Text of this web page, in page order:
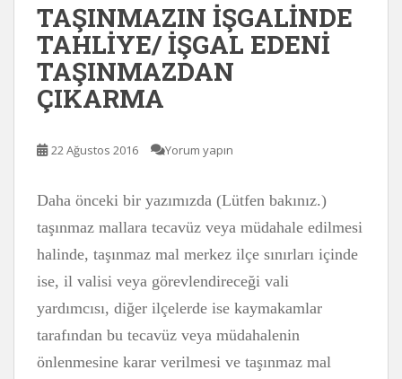
TAŞINMAZIN İŞGALİNDE
TAHLİYE/ İŞGAL EDENİ
TAŞINMAZDAN
ÇIKARMA
22 Ağustos 2016 Yorum yapın
Daha önceki bir yazımızda (Lütfen bakınız.)
taşınmaz mallara tecavüz veya müdahale edilmesi
halinde, taşınmaz mal merkez ilçe sınırları içinde
ise, il valisi veya görevlendireceği vali
yardımcısı, diğer ilçelerde ise kaymakamlar
tarafından bu tecavüz veya müdahalenin
önlenmesine karar verilmesi ve taşınmaz mal